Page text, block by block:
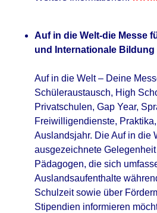
Auf in die Welt-die Messe
und Internationale Bildung
Auf in die Welt – Deine
Schüleraustausch, High
Privatschulen, Gap Year,
Freiwilligendienste,
Auslandsjahr. Die Auf in die
ausgezeichnete
Pädagogen, die sich
Auslandsaufenthalte
Schulzeit sowie über
Stipendien informieren